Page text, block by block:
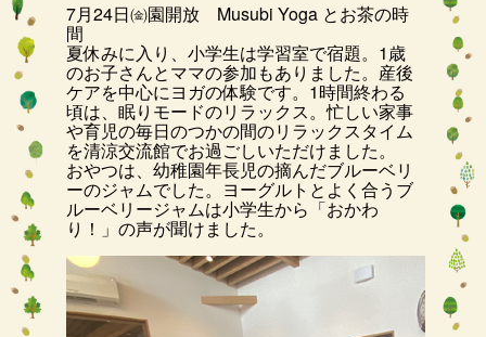
7月24日㈮園開放 Musubi Yoga とお茶の時
間
夏休みに入り、小学生は学習室で宿題。1歳
のお子さんとママの参加もありました。産後
ケアを中心にヨガの体験です。1時間終わる
頃は、眠りモードのリラックス。忙しい家事
や育児の毎日のつかの間のリラックスタイム
を清涼交流館でお過ごしいただけました。
おやつは、幼稚園年長児の摘んだブルーベリ
ーのジャムでした。ヨーグルトとよく合うブ
ルーベリージャムは小学生から「おかわ
り！」の声が聞けました。